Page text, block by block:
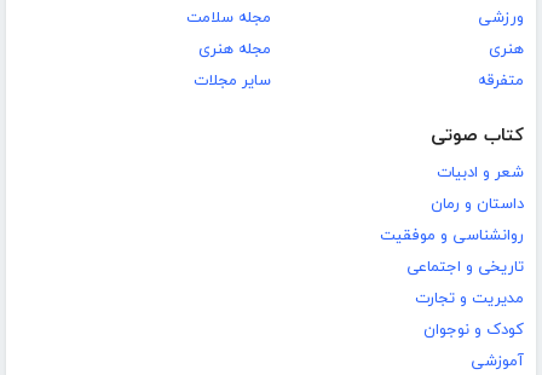
ورزشی
هنری
متفرقه
مجله سلامت
مجله هنری
سایر مجلات
کتاب صوتی
شعر و ادبیات
داستان و رمان
روانشناسی و موفقیت
تاریخی و اجتماعی
مدیریت و تجارت
کودک و نوجوان
آموزشی